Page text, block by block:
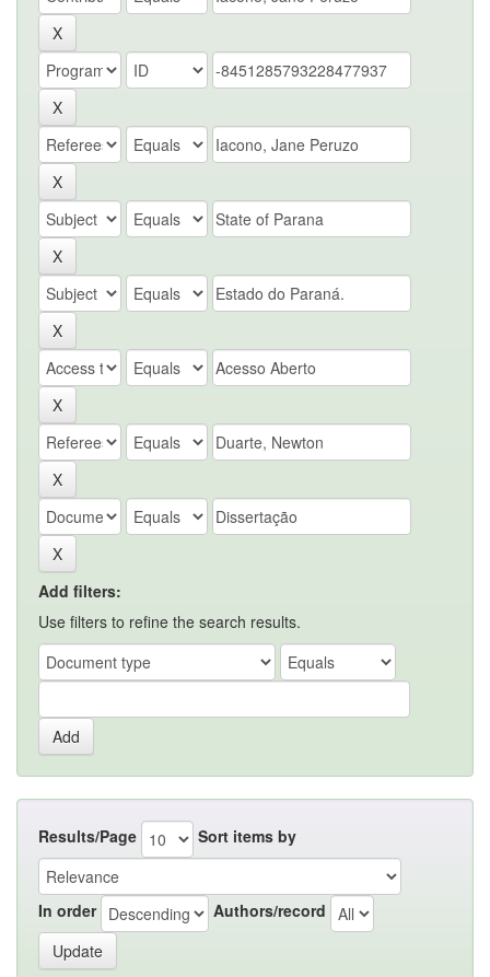
Add filters:
Use filters to refine the search results.
Results/Page Sort items by
In order Authors/record